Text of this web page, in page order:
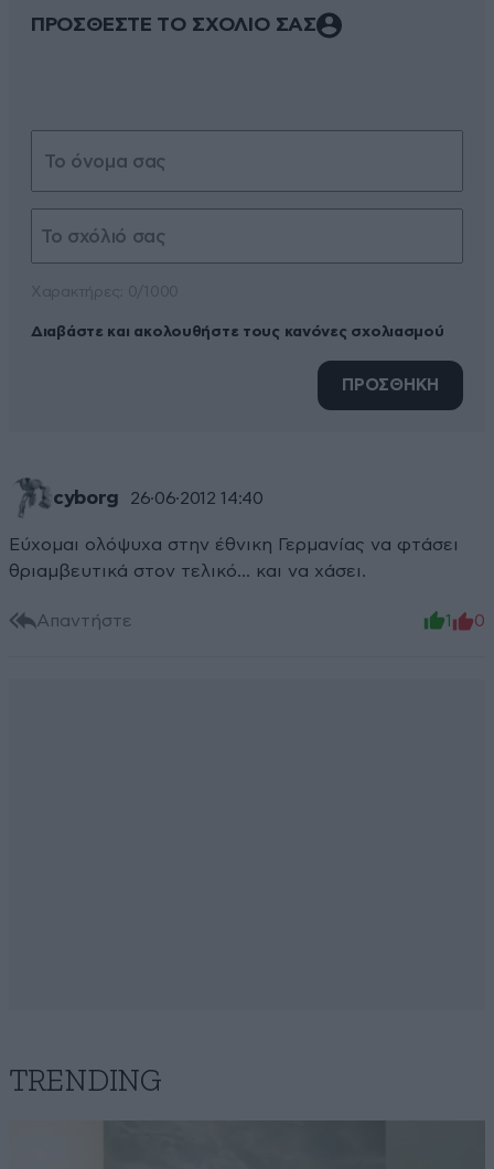
ΠΡΟΣΘΕΣΤΕ ΤΟ ΣΧΟΛΙΟ ΣΑΣ
Διαβάστε και ακολουθήστε τους κανόνες σχολιασμού
ΠΡΟΣΘΗΚΗ
cyborg 26·06·2012 14:40
Εύχομαι ολόψυχα στην έθνικη Γερμανίας να φτάσει
θριαμβευτικά στον τελικό... και να χάσει.
Απαντήστε 1 0
TRENDING